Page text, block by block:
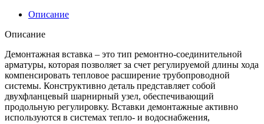
Описание
Описание
Демонтажная вставка – это тип ремонтно-соединительной
арматуры, которая позволяет за счет регулируемой длины хода
компенсировать тепловое расширение трубопроводной
системы. Конструктивно деталь представляет собой
двухфланцевый шарнирный узел, обеспечивающий
продольную регулировку. Вставки демонтажные активно
используются в системах тепло- и водоснабжения,